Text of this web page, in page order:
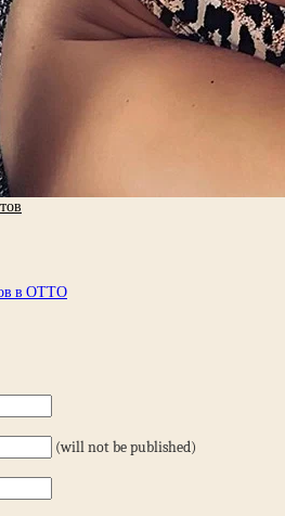
в ОТТО
(will not be published)